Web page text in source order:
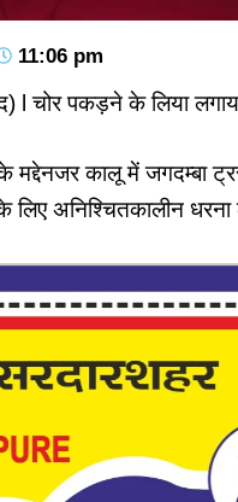
11:06 pm
l चोर पकड़ने के लिया
मद्देनजर कालू में जगदम्बा
लिए अनिश्चितकालीन धरना